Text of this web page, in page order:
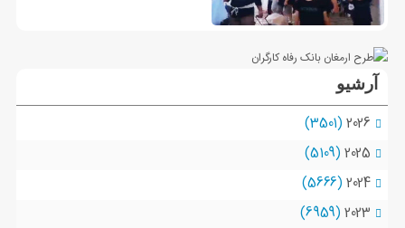
آرشیو
2026
(3501)
2025
(5109)
2024
(5666)
2023
(6959)